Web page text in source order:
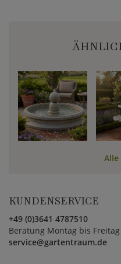
Alle
KUNDENSERVICE
+49 (0)3641 4787510
Beratung Montag bis
service@gartentraum.de